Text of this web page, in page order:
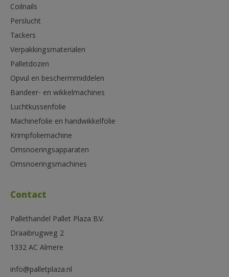
Coilnails
Perslucht
Tackers
Verpakkingsmaterialen
Palletdozen
Opvul en beschermmiddelen
Bandeer- en wikkelmachines
Luchtkussenfolie
Machinefolie en handwikkelfolie
Krimpfoliemachine
Omsnoeringsapparaten
Omsnoeringsmachines
Contact
Pallethandel Pallet Plaza B.V.
Draaibrugweg 2
1332 AC Almere
info@palletplaza.nl